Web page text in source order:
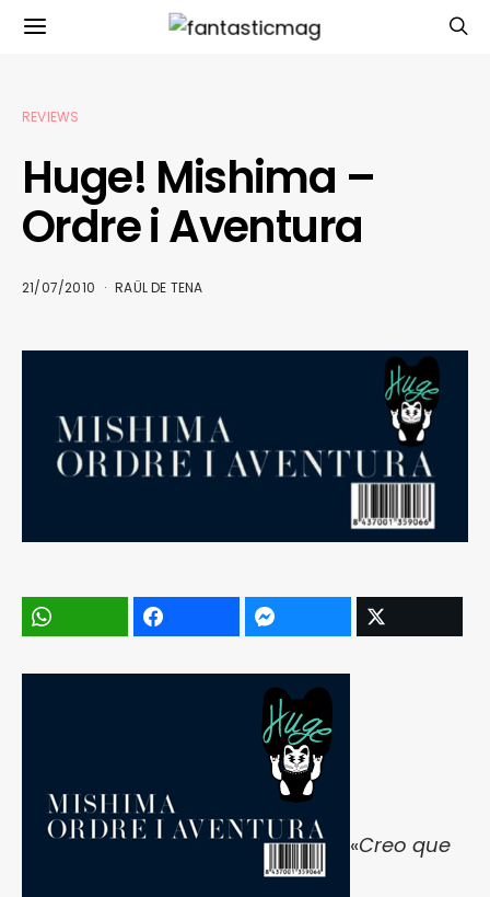
REVIEWS
Huge! Mishima –
Ordre i Aventura
21/07/2010 RAÜL DE TENA
«Creo que